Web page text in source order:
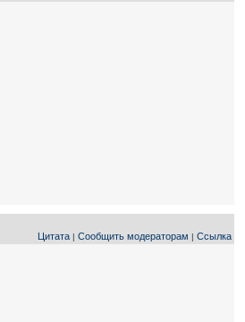
Цитата | Сообщить модераторам | Ссылка